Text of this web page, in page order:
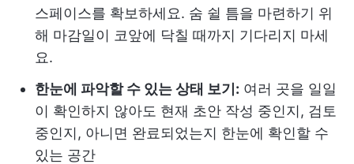
스페이스를 확보하세요. 숨 쉴 틈을 마련하기 위
해 마감일이 코앞에 닥칠 때까지 기다리지 마세
요.
한눈에 파악할 수 있는 상태 보기: 여러 곳을 일일
이 확인하지 않아도 현재 초안 작성 중인지, 검토
중인지, 아니면 완료되었는지 한눈에 확인할 수
있는 공간